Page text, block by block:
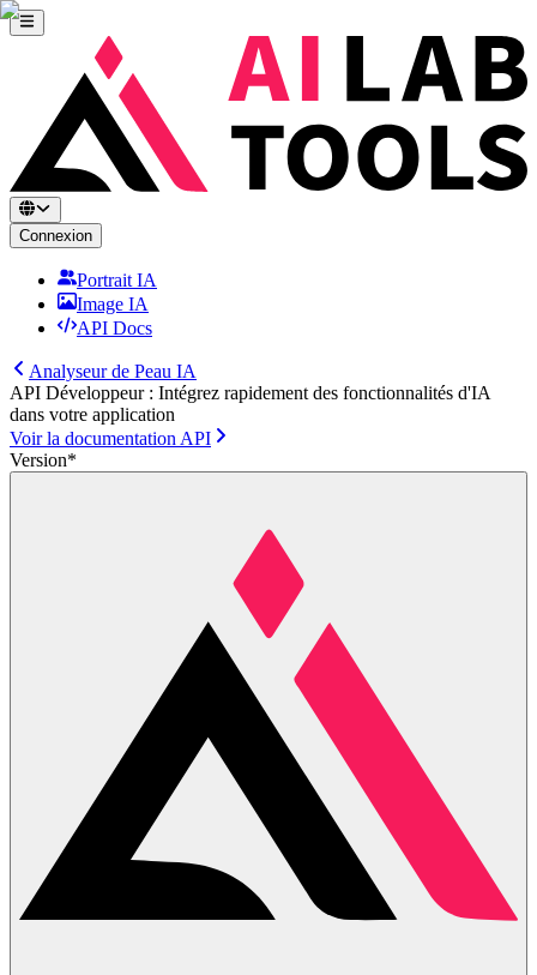
Connexion
Portrait IA
Image IA
API Docs
Analyseur de Peau IA
API Développeur : Intégrez rapidement des fonctionnalités d'IA
dans votre application
Voir la documentation API
Version*